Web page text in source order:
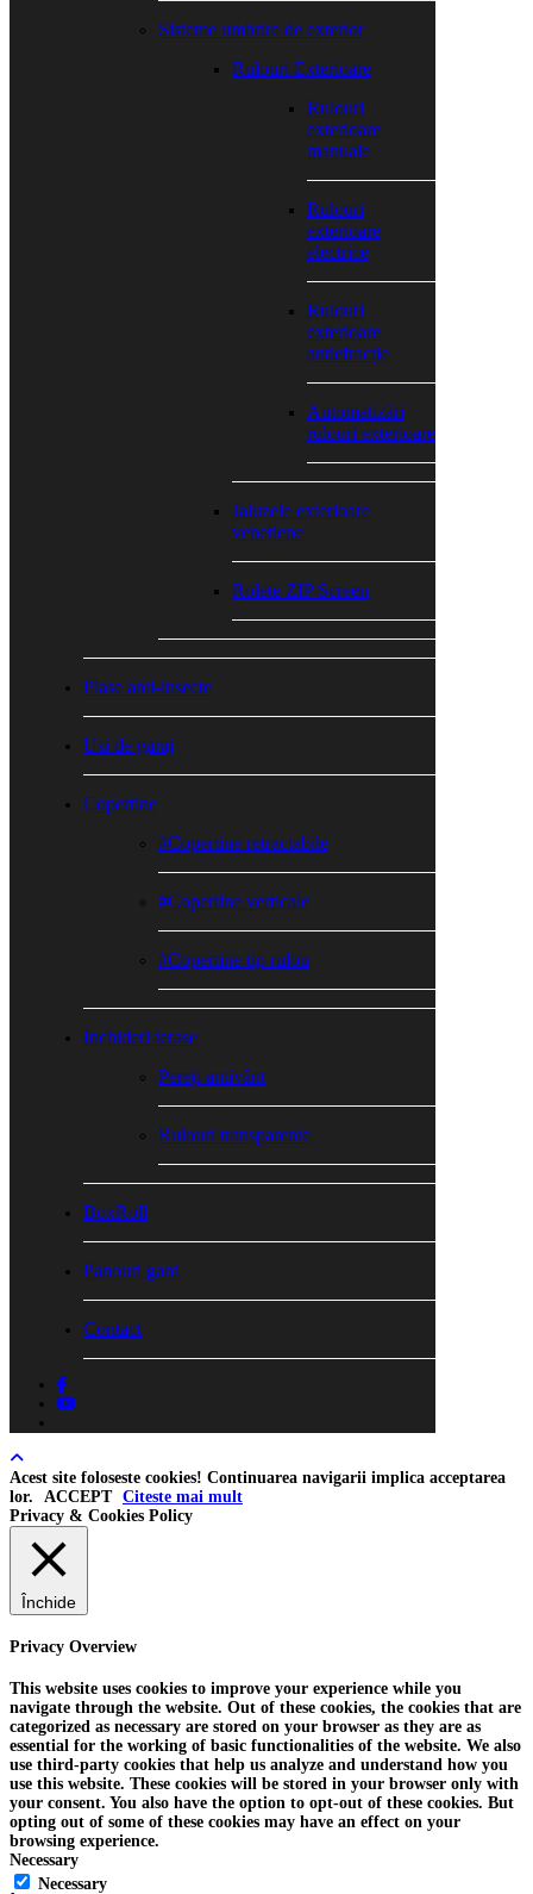
Sisteme umbrire de exterior
Rulouri Exterioare
Rulouri
exterioare
manuale
Rulouri
exterioare
electrice
Rulouri
exterioare
antiefracție
Automatizări
rulouri exterioare
Jaluzele exterioare
venețiene
Rolete ZIP Screen
Plase anti-insecte
Usi de garaj
Copertine
#Copertine retractabile
#Copertine verticale
#Copertine tip rulou
Inchideri terase
Pereți antivânt
Rulouri transparente
BoxRoll
Panouri gard
Contact
facebook
youtube
Acest site foloseste cookies! Continuarea navigarii implica acceptarea
lor.
ACCEPT Citeste mai mult
Privacy & Cookies Policy
Închide
Privacy Overview
This website uses cookies to improve your experience while you
navigate through the website. Out of these cookies, the cookies that are
categorized as necessary are stored on your browser as they are as
essential for the working of basic functionalities of the website. We also
use third-party cookies that help us analyze and understand how you
use this website. These cookies will be stored in your browser only with
your consent. You also have the option to opt-out of these cookies. But
opting out of some of these cookies may have an effect on your
browsing experience.
Necessary
Necessary